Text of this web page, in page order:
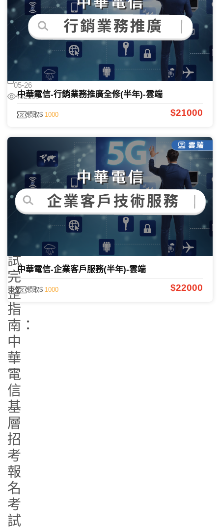
題
課程諮詢
05-26
432185
2027
中
華
電
試
完
整
指
南：
中
華
電
信
基
層
招
考
報
名
考
試
中華電信-行銷業務推廣全修(半年)-雲端
領取$ 1000 $21000
中華電信-企業客戶服務(半年)-雲端
領取$ 1000 $22000